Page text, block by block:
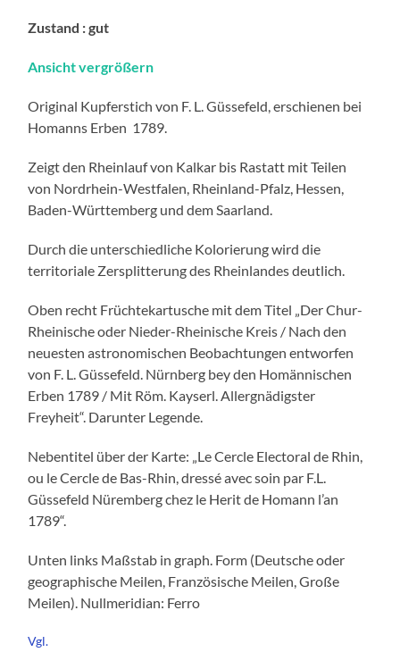
Zustand : gut
Ansicht vergrößern
Original Kupferstich von F. L. Güssefeld, erschienen bei
Homanns Erben 1789.
Zeigt den Rheinlauf von Kalkar bis Rastatt mit Teilen
von Nordrhein-Westfalen, Rheinland-Pfalz, Hessen,
Baden-Württemberg und dem Saarland.
Durch die unterschiedliche Kolorierung wird die
territoriale Zersplitterung des Rheinlandes deutlich.
Oben recht Früchtekartusche mit dem Titel „Der Chur-
Rheinische oder Nieder-Rheinische Kreis / Nach den
neuesten astronomischen Beobachtungen entworfen
von F. L. Güssefeld. Nürnberg bey den Homännischen
Erben 1789 / Mit Röm. Kayserl. Allergnädigster
Freyheit“. Darunter Legende.
Nebentitel über der Karte: „Le Cercle Electoral de Rhin,
ou le Cercle de Bas-Rhin, dressé avec soin par F.L.
Güssefeld Nüremberg chez le Herit de Homann l’an
1789“.
Unten links Maßstab in graph. Form (Deutsche oder
geographische Meilen, Französische Meilen, Große
Meilen). Nullmeridian: Ferro
Vgl.